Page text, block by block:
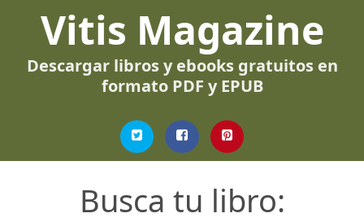
Vitis Magazine
Descargar libros y ebooks gratuitos en
formato PDF y EPUB
Busca tu libro: